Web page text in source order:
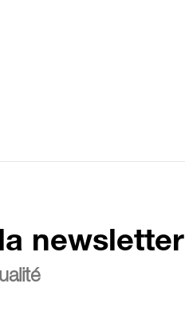
newsletter